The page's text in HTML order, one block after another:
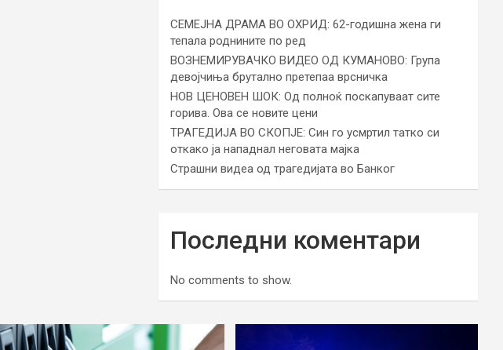
СЕМЕЈНА ДРАМА ВО ОХРИД: 62-годишна жена ги
тепала роднините по ред
ВОЗНЕМИРУВАЧКО ВИДЕО ОД КУМАНОВО: Група
девојчиња брутално претепаа врсничка
НОВ ЦЕНОВЕН ШОК: Од полноќ поскапуваат сите
горива. Ова се новите цени
ТРАГЕДИЈА ВО СКОПЈЕ: Син го усмртил татко си
откако ја нападнал неговата мајка
Страшни видеа од трагедијата во Банког
Последни коментари
No comments to show.